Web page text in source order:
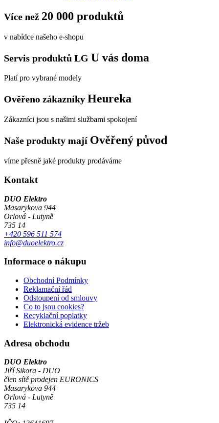
Více než 20 000 produktů
v nabídce našeho e-shopu
Servis produktů LG U vás doma
Platí pro vybrané modely
Ověřeno zákazníky Heureka
Zákazníci jsou s našimi službami spokojení
Naše produkty mají Ověřený původ
víme přesně jaké produkty prodáváme
Kontakt
DUO Elektro
Masarykova 944
Orlová - Lutyně
735 14
+420 596 511 574
info@duoelektro.cz
Informace o nákupu
Obchodní Podmínky
Reklamační řád
Odstoupení od smlouvy
Co to jsou cookies?
Recyklační poplatky
Elektronická evidence tržeb
Adresa obchodu
DUO Elektro
Jiří Sikora - DUO
člen sítě prodejen EURONICS
Masarykova 944
Orlová - Lutyně
735 14